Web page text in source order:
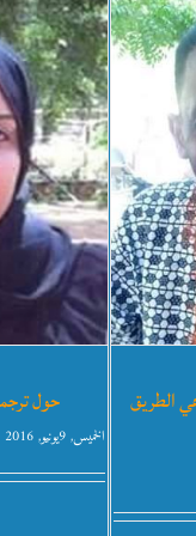
الطريق
حول
الخميس, 9يونيو, 2016